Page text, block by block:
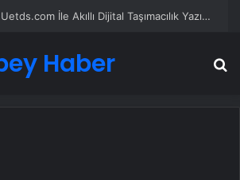
UETDS Nedir ? Uetds.com İle Akıllı Dijital Taşımacılık Yazılımı
Haber